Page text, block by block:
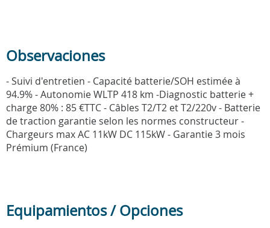
Observaciones
- Suivi d'entretien - Capacité batterie/SOH estimée à
94.9% - Autonomie WLTP 418 km -Diagnostic batterie +
charge 80% : 85 €TTC - Câbles T2/T2 et T2/220v - Batterie
de traction garantie selon les normes constructeur -
Chargeurs max AC 11kW DC 115kW - Garantie 3 mois
Prémium (France)
Equipamientos / Opciones